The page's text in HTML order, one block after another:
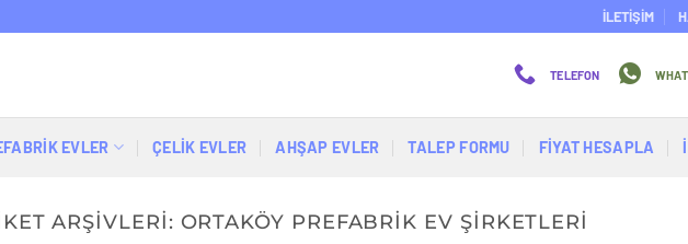
İLETİŞİM
TELEFON
EVLER ÇELIK EVLER AHŞAP EVLER TALEP FORMU FİYAT HESAPLA
ARŞIVLERI: ORTAKÖY PREFABRIK EV ŞIRKETLERI